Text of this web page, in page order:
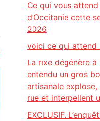
Ce qui vous
d’Occitanie cette
2026
voici ce qui attend
La rixe dégénère à
entendu un gros
artisanale
rue et interpellent
EXCLUSIF.